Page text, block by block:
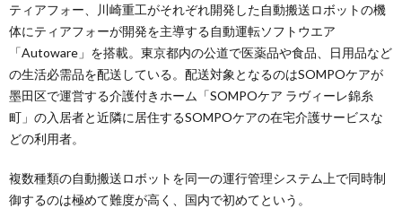
ティアフォー、川崎重工がそれぞれ開発した自動搬送ロボットの機
体にティアフォーが開発を主導する自動運転ソフトウエア
「Autoware」を搭載。東京都内の公道で医薬品や食品、日用品など
の生活必需品を配送している。配送対象となるのはSOMPOケアが
墨田区で運営する介護付きホーム「SOMPOケア ラヴィーレ錦糸
町」の入居者と近隣に居住するSOMPOケアの在宅介護サービスな
どの利用者。
複数種類の自動搬送ロボットを同一の運行管理システム上で同時制
御するのは極めて難度が高く、国内で初めてという。